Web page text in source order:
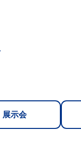
展示会